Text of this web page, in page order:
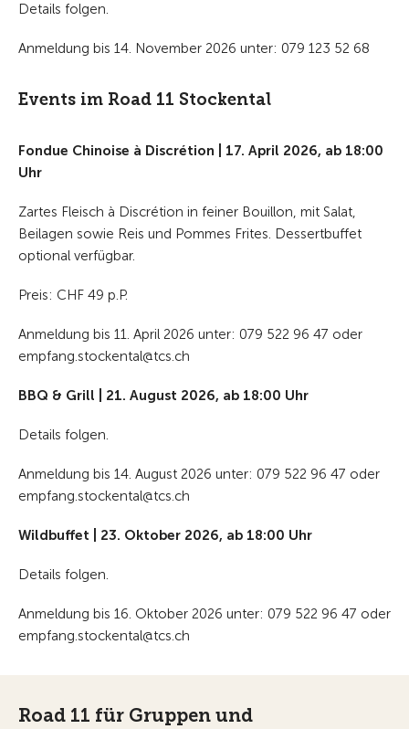
Details folgen.
Anmeldung bis 14. November 2026 unter: 079 123 52 68
Events im Road 11 Stockental
Fondue Chinoise à Discrétion | 17. April 2026, ab 18:00
Uhr
Zartes Fleisch à Discrétion in feiner Bouillon, mit Salat,
Beilagen sowie Reis und Pommes Frites. Dessertbuffet
optional verfügbar.
Preis: CHF 49 p.P.
Anmeldung bis 11. April 2026 unter: 079 522 96 47 oder
empfang.stockental@tcs.ch
BBQ & Grill | 21. August 2026, ab 18:00 Uhr
Details folgen.
Anmeldung bis 14. August 2026 unter: 079 522 96 47 oder
empfang.stockental@tcs.ch
Wildbuffet | 23. Oktober 2026, ab 18:00 Uhr
Details folgen.
Anmeldung bis 16. Oktober 2026 unter: 079 522 96 47 oder
empfang.stockental@tcs.ch
Road 11 für Gruppen und